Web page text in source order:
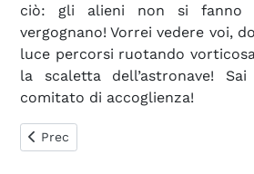
ciò: gli alieni non si fanno
vergognano! Vorrei vedere voi,
luce percorsi ruotando
la scaletta dell’astronave!
comitato di accoglienza!
Articolo precedente: Perché la
Prec